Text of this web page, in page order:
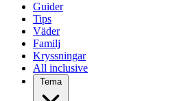
Guider
Tips
Väder
Familj
Kryssningar
All inclusive
Tema